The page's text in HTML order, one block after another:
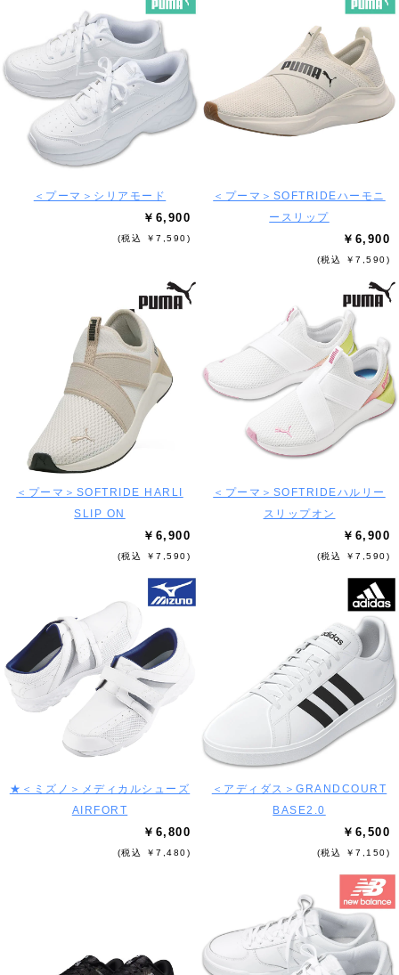
＜プーマ＞シリアモード
￥6,900
(税込 ￥7,590)
＜プーマ＞SOFTRIDEハーモニ
ースリップ
￥6,900
(税込 ￥7,590)
＜プーマ＞SOFTRIDE HARLI
SLIP ON
￥6,900
(税込 ￥7,590)
＜プーマ＞SOFTRIDEハルリー
スリップオン
￥6,900
(税込 ￥7,590)
★＜ミズノ＞メディカルシューズ
AIRFORT
￥6,800
(税込 ￥7,480)
＜アディダス＞GRANDCOURT
BASE2.0
￥6,500
(税込 ￥7,150)